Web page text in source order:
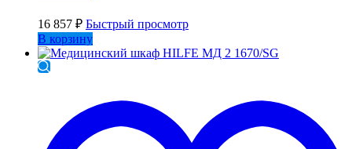
16 857 ₽ Быстрый просмотр
В корзину